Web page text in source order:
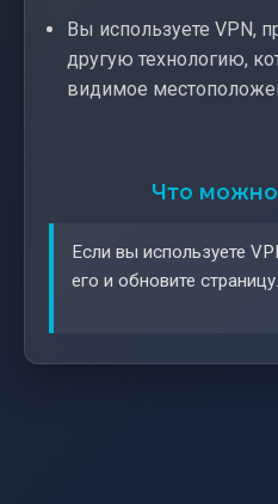
Вы используете VPN,
другую технологию,
видимое
Что можно
Если вы используете
его и обновите страницу.